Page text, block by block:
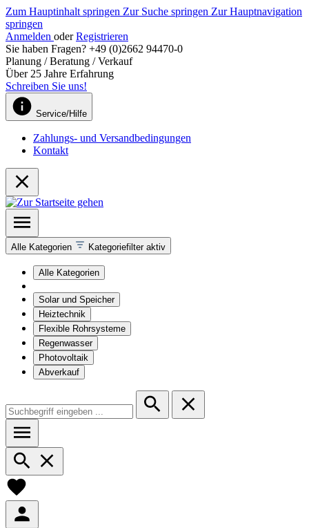
Zum Hauptinhalt springen Zur Suche springen Zur Hauptnavigation
springen
Anmelden oder Registrieren
Sie haben Fragen? +49 (0)2662 94470-0
Planung / Beratung / Verkauf
Über 25 Jahre Erfahrung
Schreiben Sie uns!
Service/Hilfe
Zahlungs- und Versandbedingungen
Kontakt
Alle Kategorien Kategoriefilter aktiv
Alle Kategorien
Solar und Speicher
Heiztechnik
Flexible Rohrsysteme
Regenwasser
Photovoltaik
Abverkauf